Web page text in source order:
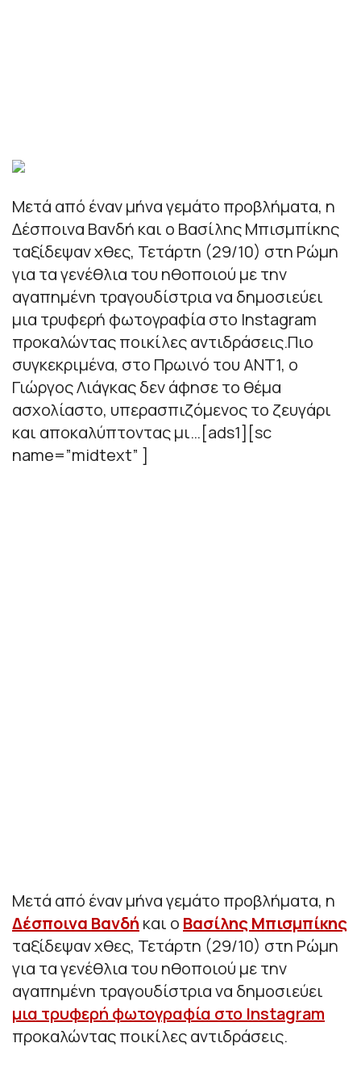
Μετά από έναν μήνα γεμάτο προβλήματα, η
Δέσποινα Βανδή και ο Βασίλης Μπισμπίκης
ταξίδεψαν χθες, Τετάρτη (29/10) στη Ρώμη
για τα γενέθλια του ηθοποιού με την
αγαπημένη τραγουδίστρια να δημοσιεύει
μια τρυφερή φωτογραφία στο Instagram
προκαλώντας ποικίλες αντιδράσεις.Πιο
συγκεκριμένα, στο Πρωινό του ΑΝΤ1, ο
Γιώργος Λιάγκας δεν άφησε το θέμα
ασχολίαστο, υπερασπιζόμενος το ζευγάρι
και αποκαλύπτοντας μι…[ads1][sc
name=”midtext” ]
Μετά από έναν μήνα γεμάτο προβλήματα, η
Δέσποινα Βανδή και ο Βασίλης Μπισμπίκης
ταξίδεψαν χθες, Τετάρτη (29/10) στη Ρώμη
για τα γενέθλια του ηθοποιού με την
αγαπημένη τραγουδίστρια να δημοσιεύει
μια τρυφερή φωτογραφία στο Instagram
προκαλώντας ποικίλες αντιδράσεις.